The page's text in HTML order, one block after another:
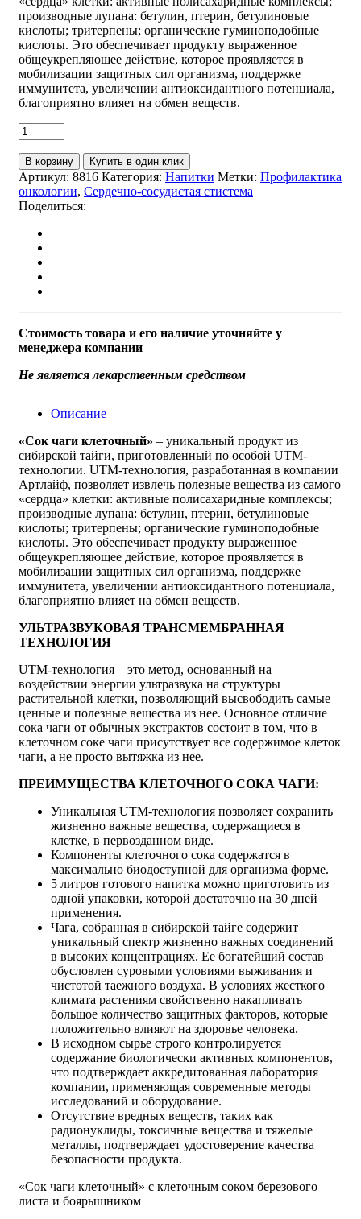
производные лупана: бетулин, птерин, бетулиновые
кислоты; тритерпены; органические гуминоподобные
кислоты. Это обеспечивает продукту выраженное
общеукрепляющее действие, которое проявляется в
мобилизации защитных сил организма, поддержке
иммунитета, увеличении антиоксидантного потенциала,
благоприятно влияет на обмен веществ.
В корзину Купить в один клик
Артикул: 8816 Категория: Напитки Метки: Профилактика
онкологии, Сердечно-сосудистая стистема
Поделиться:
Стоимость товара и его наличие уточняйте у
менеджера компании
Не является лекарственным средством
Описание
«Сок чаги клеточный» – уникальный продукт из
сибирской тайги, приготовленный по особой UTM-
технологии. UTM-технология, разработанная в компании
Артлайф, позволяет извлечь полезные вещества из самого
«сердца» клетки: активные полисахаридные комплексы;
производные лупана: бетулин, птерин, бетулиновые
кислоты; тритерпены; органические гуминоподобные
кислоты. Это обеспечивает продукту выраженное
общеукрепляющее действие, которое проявляется в
мобилизации защитных сил организма, поддержке
иммунитета, увеличении антиоксидантного потенциала,
благоприятно влияет на обмен веществ.
УЛЬТРАЗВУКОВАЯ ТРАНСМЕМБРАННАЯ
ТЕХНОЛОГИЯ
UTM-технология – это метод, основанный на
воздействии энергии ультразвука на структуры
растительной клетки, позволяющий высвободить самые
ценные и полезные вещества из нее. Основное отличие
сока чаги от обычных экстрактов состоит в том, что в
клеточном соке чаги присутствует все содержимое клеток
чаги, а не просто вытяжка из нее.
ПРЕИМУЩЕСТВА КЛЕТОЧНОГО СОКА ЧАГИ:
Уникальная UTM-технология позволяет сохранить
жизненно важные вещества, содержащиеся в
клетке, в первозданном виде.
Компоненты клеточного сока содержатся в
максимально биодоступной для организма форме.
5 литров готового напитка можно приготовить из
одной упаковки, которой достаточно на 30 дней
применения.
Чага, собранная в сибирской тайге содержит
уникальный спектр жизненно важных соединений
в высоких концентрациях. Ее богатейший состав
обусловлен суровыми условиями выживания и
чистотой таежного воздуха. В условиях жесткого
климата растениям свойственно накапливать
большое количество защитных факторов, которые
положительно влияют на здоровье человека.
В исходном сырье строго контролируется
содержание биологически активных компонентов,
что подтверждает аккредитованная лаборатория
компании, применяющая современные методы
исследований и оборудование.
Отсутствие вредных веществ, таких как
радионуклиды, токсичные вещества и тяжелые
металлы, подтверждает удостоверение качества
безопасности продукта.
«Сок чаги клеточный» с клеточным соком березового
листа и боярышником